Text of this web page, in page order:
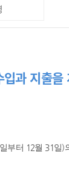
과 지출을
부터 12월 31일)